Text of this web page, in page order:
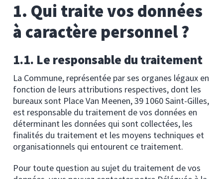
1. Qui traite vos données
à caractère personnel ?
1.1. Le responsable du traitement
La Commune, représentée par ses organes légaux en
fonction de leurs attributions respectives, dont les
bureaux sont Place Van Meenen, 39 1060 Saint-Gilles,
est responsable du traitement de vos données en
déterminant les données qui sont collectées, les
finalités du traitement et les moyens techniques et
organisationnels qui entourent ce traitement.
Pour toute question au sujet du traitement de vos